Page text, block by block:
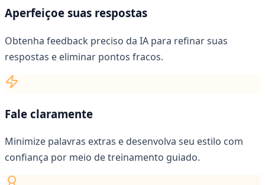
Aperfeiçoe suas respostas
Obtenha feedback preciso da IA para refinar suas
respostas e eliminar pontos fracos.
Fale claramente
Minimize palavras extras e desenvolva seu estilo com
confiança por meio de treinamento guiado.